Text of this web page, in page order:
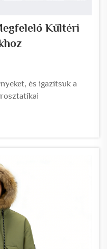
Kültéri
és igazítsuk a
Mit jelentenek ezek a
Amikor
működik valójában a